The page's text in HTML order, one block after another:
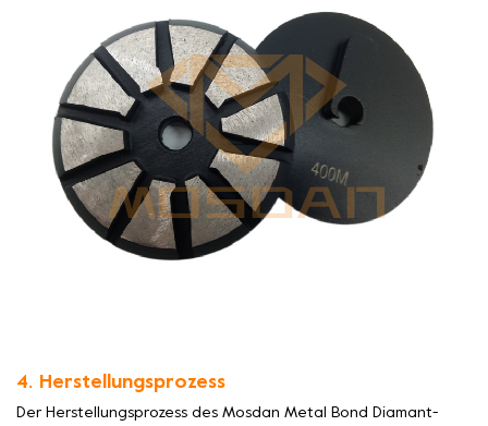
4. Herstellungsprozess
Der Herstellungsprozess des Mosdan Metal Bond Diamant-